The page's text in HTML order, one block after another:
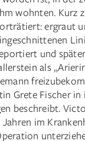
wohnten. Kurz
ergraut
und
als
Grete ­Fischer in
beschreibt.
im